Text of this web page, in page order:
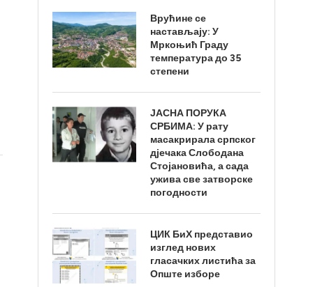
Врућине се
настављају: У
Мркоњић Граду
температура до 35
степени
ЈАСНА ПОРУКА
СРБИМА: У рату
масакрирала српског
дјечака Слободана
Стојановића, а сада
ужива све затворске
погодности
ЦИК БиХ представио
изглед нових
гласачких листића за
Опште изборе